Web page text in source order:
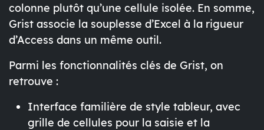
colonne plutôt qu’une cellule isolée. En somme,
Grist associe la souplesse d’Excel à la rigueur
d’Access dans un même outil.
Parmi les fonctionnalités clés de Grist, on
retrouve :
Interface familière de style tableur, avec
grille de cellules pour la saisie et la